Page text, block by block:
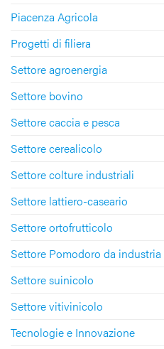
Piacenza Agricola
Progetti di filiera
Settore agroenergia
Settore bovino
Settore caccia e pesca
Settore cerealicolo
Settore colture industriali
Settore lattiero-caseario
Settore ortofrutticolo
Settore Pomodoro da industria
Settore suinicolo
Settore vitivinicolo
Tecnologie e Innovazione